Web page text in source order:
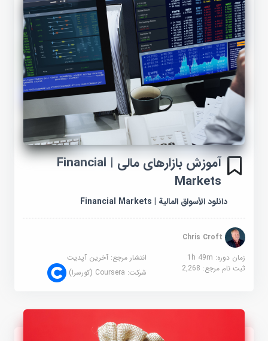
آموزش بازارهای مالی | Financial
Markets
دانلود الأسواق المالية | Financial Markets
Chris Croft
زمان دوره: 1h 49m
انتشار مرجع:آخرین آپدیت
ثبت نام مرجع:2,268 شرکت:Coursera (کورسرا)